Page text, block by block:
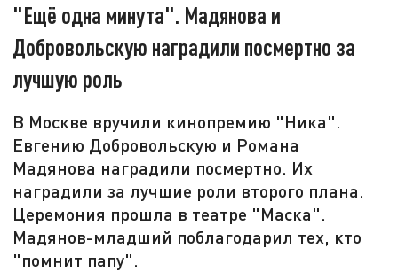
"Ещё одна минута". Мадянова и
Добровольскую наградили посмертно за
лучшую роль
В Москве вручили кинопремию "Ника".
Евгению Добровольскую и Романа
Мадянова наградили посмертно. Их
наградили за лучшие роли второго плана.
Церемония прошла в театре "Маска".
Мадянов-младший поблагодарил тех, кто
"помнит папу".